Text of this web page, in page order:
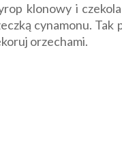
klonowy i
cynamonu. Tak
orzechami.